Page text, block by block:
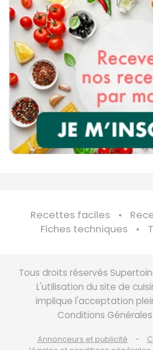
Recettes faciles
Fiches techniques
Tous droits réservés
L'utilisation du site de
implique l'acceptation
Conditions
Annonceurs et publicité